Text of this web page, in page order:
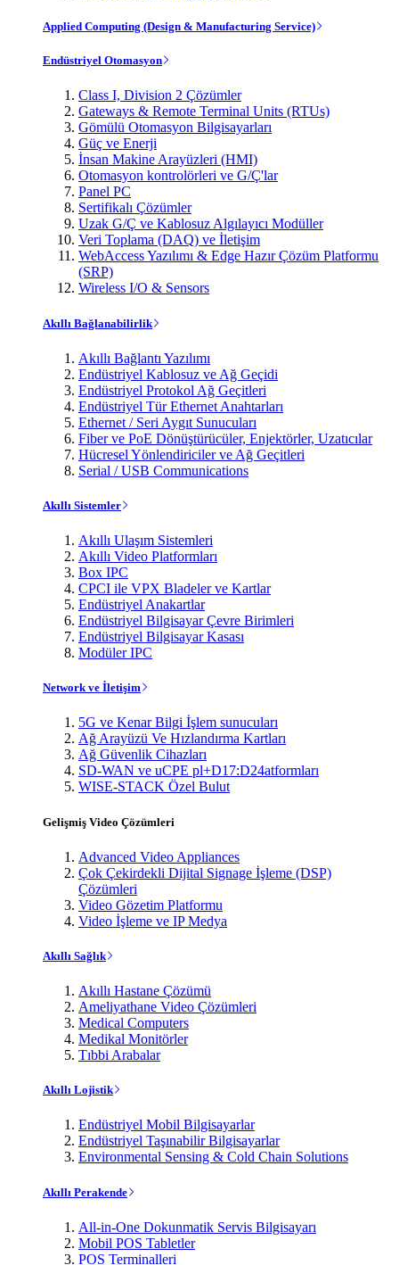
Applied Computing (Design & Manufacturing Service)
Endüstriyel Otomasyon
Class I, Division 2 Çözümler
Gateways & Remote Terminal Units (RTUs)
Gömülü Otomasyon Bilgisayarları
Güç ve Enerji
İnsan Makine Arayüzleri (HMI)
Otomasyon kontrolörleri ve G/Ç'lar
Panel PC
Sertifikalı Çözümler
Uzak G/Ç ve Kablosuz Algılayıcı Modüller
Veri Toplama (DAQ) ve İletişim
WebAccess Yazılımı & Edge Hazır Çözüm Platformu
(SRP)
Wireless I/O & Sensors
Akıllı Bağlanabilirlik
Akıllı Bağlantı Yazılımı
Endüstriyel Kablosuz ve Ağ Geçidi
Endüstriyel Protokol Ağ Geçitleri
Endüstriyel Tür Ethernet Anahtarları
Ethernet / Seri Aygıt Sunucuları
Fiber ve PoE Dönüştürücüler, Enjektörler, Uzatıcılar
Hücresel Yönlendiriciler ve Ağ Geçitleri
Serial / USB Communications
Akıllı Sistemler
Akıllı Ulaşım Sistemleri
Akıllı Video Platformları
Box IPC
CPCI ile VPX Bladeler ve Kartlar
Endüstriyel Anakartlar
Endüstriyel Bilgisayar Çevre Birimleri
Endüstriyel Bilgisayar Kasası
Modüler IPC
Network ve İletişim
5G ve Kenar Bilgi İşlem sunucuları
Ağ Arayüzü Ve Hızlandırma Kartları
Ağ Güvenlik Cihazları
SD-WAN ve uCPE pl+D17:D24atformları
WISE-STACK Özel Bulut
Gelişmiş Video Çözümleri
Advanced Video Appliances
Çok Çekirdekli Dijital Signage İşleme (DSP)
Çözümleri
Video Gözetim Platformu
Video İşleme ve IP Medya
Akıllı Sağlık
Akıllı Hastane Çözümü
Ameliyathane Video Çözümleri
Medical Computers
Medikal Monitörler
Tıbbi Arabalar
Akıllı Lojistik
Endüstriyel Mobil Bilgisayarlar
Endüstriyel Taşınabilir Bilgisayarlar
Environmental Sensing & Cold Chain Solutions
Akıllı Perakende
All-in-One Dokunmatik Servis Bilgisayarı
Mobil POS Tabletler
POS Terminalleri